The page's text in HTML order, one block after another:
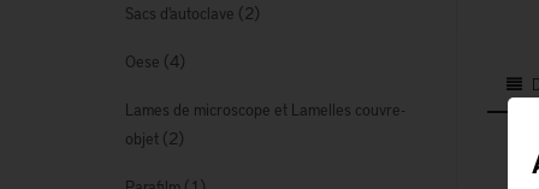
Sacs d'autoclave (2)
Oese (4)
Lames de microscope et Lamelles couvre-
objet (2)